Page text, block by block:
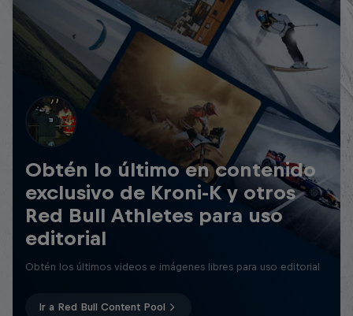
Obtén lo último en contenido
exclusivo de Kroni-K y otros
Red Bull Athletes para uso
editorial
Obtén los últimos videos e imágenes libres para uso editorial
Ir a Red Bull Content Pool